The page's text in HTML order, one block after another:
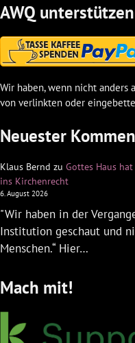
AWQ unterstützen
Wir haben, wenn nicht anders
von verlinkten oder
Neuester
Klaus Bernd zu Gottes Haus
ins Kirchenrecht
6. August 2026
"Wir haben in der
Institution geschaut und
Menschen.“ Hier…
Mach mit!